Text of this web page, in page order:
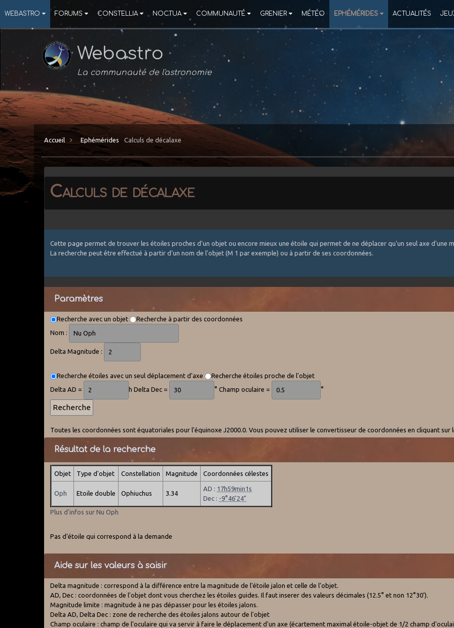
WEBASTRO FORUMS CONSTELLIA NOCTUA COMMUNAUTÉ GRENIER MÉTÉO EPHÉMÉRIDES ACTUALITÉS
Webastro
La communauté de l'astronomie
Accueil Ephémérides Calculs de décalaxe
Calculs de décalaxe
Cette page permet de trouver les étoiles proches d'un objet ou encore mieux une étoile qui permet de ne déplacer qu'un seul axe
La recherche peut être effectué à partir d'un nom de l'objet (M 1 par exemple) ou à partir de ses coordonnées.
Paramètres
Recherche avec un objet
Recherche à partir des coordonnées
Nom :
Delta Magnitude :
Recherche étoiles avec un seul déplacement d'axe
Recherche étoiles proche de l'objet
Delta AD =
h Delta Dec = ° Champ oculaire = °
Toutes les coordonnées sont équatoriales pour l'équinoxe J2000.0. Vous pouvez utiliser le convertisseur de coordonnées en cliquant sur
Résultat de la recherche
Objet Type d'objet Constellation Magnitude Coordonnées célestes
Oph Etoile double Ophiuchus 3.34
AD : 17h59min1s
Dec : -9°46'24"
Plus d'infos sur Nu Oph
Pas d'étoile qui correspond à la demande
Aide sur les valeurs à saisir
Delta magnitude : correspond à la différence entre la magnitude de l'étoile jalon et celle de l'objet.
AD, Dec : coordonnées de l'objet dont vous cherchez les étoiles guides. Il faut inserer des valeurs décimales (12.5° et non 12°30').
Magnitude limite : magnitude à ne pas dépasser pour les étoiles jalons.
Delta AD, Delta Dec : zone de recherche des étoiles jalons autour de l'objet
Champ oculaire : champ de l'oculaire qui va servir à faire le déplacement d'un axe (écartement maximal étoile-objet de 1/2 champ